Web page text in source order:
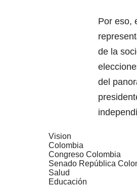
Por eso,
de la
del
Vision
Colombia
Congreso Colombia
Senado República
Salud
Educación